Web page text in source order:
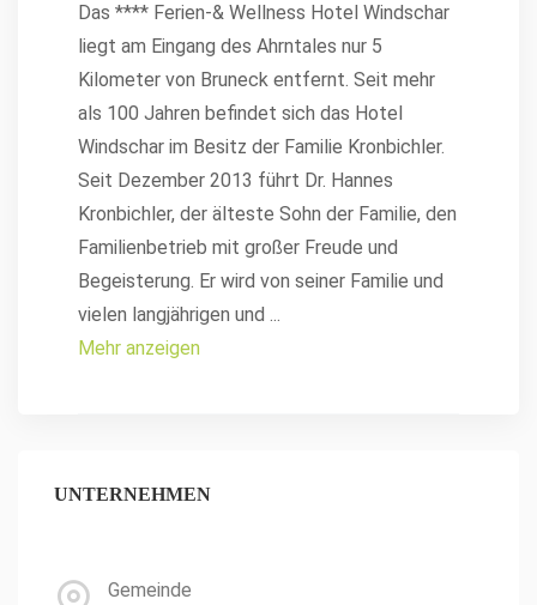
Das **** Ferien-& Wellness Hotel Windschar
liegt am Eingang des Ahrntales nur 5
Kilometer von Bruneck entfernt. Seit mehr
als 100 Jahren befindet sich das Hotel
Windschar im Besitz der Familie Kronbichler.
Seit Dezember 2013 führt Dr. Hannes
Kronbichler, der älteste Sohn der Familie, den
Familienbetrieb mit großer Freude und
Begeisterung. Er wird von seiner Familie und
vielen langjährigen und ...
Mehr anzeigen
UNTERNEHMEN
Gemeinde